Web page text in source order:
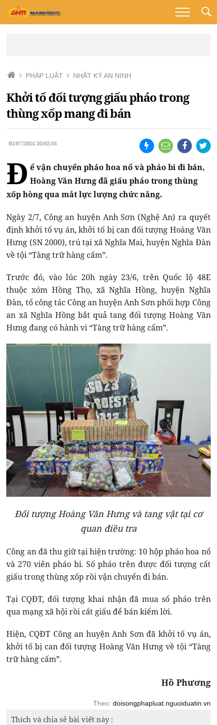
PHÁP LUẬT NHẬT KÝ AN NINH
Khởi tố đối tượng giấu pháo trong
thùng xốp mang đi bán
02/07/2024 20:02:56
Đ ể vận chuyển pháo hoa nổ và pháo bi đi bán,
Hoàng Văn Hưng đã giấu pháo trong thùng
xốp hòng qua mắt lực lượng chức năng.
Ngày 2/7, Công an huyện Anh Sơn (Nghệ An) ra quyết
định khởi tố vụ án, khởi tố bị can đối tượng Hoàng Văn
Hưng (SN 2000), trú tại xã Nghĩa Mai, huyện Nghĩa Đàn
về tội “Tàng trữ hàng cấm”.
Trước đó, vào lúc 20h ngày 23/6, trên Quốc lộ 48E
thuộc xóm Hồng Thọ, xã Nghĩa Hồng, huyện Nghĩa
Đàn, tổ công tác Công an huyện Anh Sơn phối hợp Công
an xã Nghĩa Hồng bắt quả tang đối tượng Hoàng Văn
Hưng đang có hành vi “Tàng trữ hàng cấm”.
Đối tượng Hoàng Văn Hưng và tang vật tại cơ
quan điều tra
Công an đã thu giữ tại hiện trường: 10 hộp pháo hoa nổ
và 270 viên pháo bi. Số pháo trên được đối tượng cất
giấu trong thùng xốp rồi vận chuyển đi bán.
Tại CQĐT, đối tượng khai nhận đã mua số pháo trên
qua mạng xã hội rồi cất giấu để bán kiếm lời.
Hiện, CQĐT Công an huyện Anh Sơn đã khởi tố vụ án,
khởi tố bị can đối tượng Hoàng Văn Hưng về tội “Tàng
trữ hàng cấm”.
Hồ Phương
Theo: doisongphapluat.nguoiduatin.vn
Thích và chia sẻ bài viết này :